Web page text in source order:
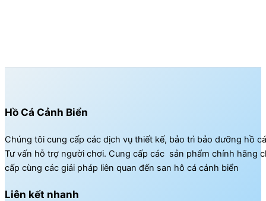
Hồ Cá Cảnh Biển
Chúng tôi cung cấp các dịch vụ thiết kế, bảo trì bảo dưỡng hồ
Tư vấn hỗ trợ người chơi. Cung cấp các sản phẩm chính hãng
cấp cùng các giải pháp liên quan đến san hô cá cảnh biển
Liên kết nhanh